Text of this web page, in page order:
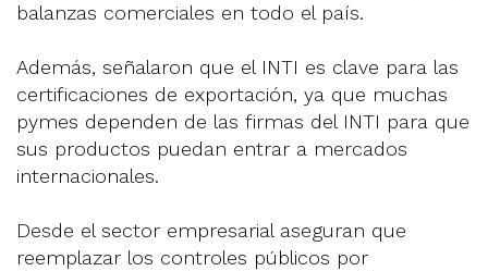
balanzas comerciales en todo el país.
Además, señalaron que el INTI es clave para las
certificaciones de exportación, ya que muchas
pymes dependen de las firmas del INTI para que
sus productos puedan entrar a mercados
internacionales.
Desde el sector empresarial aseguran que
reemplazar los controles públicos por